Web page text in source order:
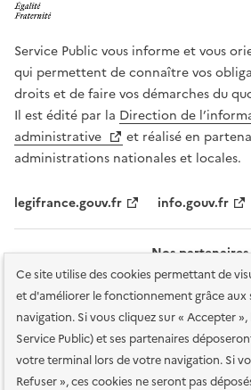
Ce site utilise des cookies permettant de
et d'améliorer le fonctionnement grâce aux
navigation. Si vous cliquez sur « Accepter
Service Public) et ses partenaires
votre terminal lors de votre navigation. Si
Refuser », ces cookies ne seront pas
Service Public vous informe et vous
qui permettent de connaître vos
droits et de faire vos démarches du
Il est édité par la Direction de
administrative
et réalisé en
administrations nationales et locales.
legifrance.gouv.fr info.gouv.fr
Nos partenaires
Plan du site Accessibilité : totalement